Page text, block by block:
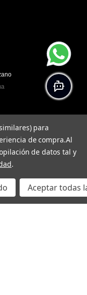
para
de compra.Al
de datos tal y
.
Aceptar todas